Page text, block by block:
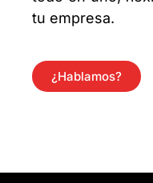
tu empresa.
¿Hablamos?